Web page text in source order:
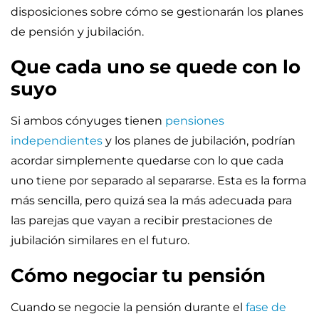
disposiciones sobre cómo se gestionarán los planes
de pensión y jubilación.
Que cada uno se quede con lo
suyo
Si ambos cónyuges tienen pensiones
independientes y los planes de jubilación, podrían
acordar simplemente quedarse con lo que cada
uno tiene por separado al separarse. Esta es la forma
más sencilla, pero quizá sea la más adecuada para
las parejas que vayan a recibir prestaciones de
jubilación similares en el futuro.
Cómo negociar tu pensión
Cuando se negocie la pensión durante el fase de